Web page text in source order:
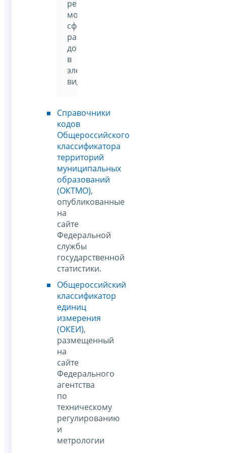
реквизитов
можно
сформировать
расчетный
документ
в
электронном
виде
Справочники
кодов
Общероссийского
классификатора
территорий
муниципальных
образований
(ОКТМО),
опубликованные
на
сайте
Федеральной
службы
государственной
статистики.
Общероссийский
классификатор
единиц
измерения
(ОКЕИ),
размещенный
на
сайте
Федерального
агентства
по
техническому
регулированию
и
метрологии